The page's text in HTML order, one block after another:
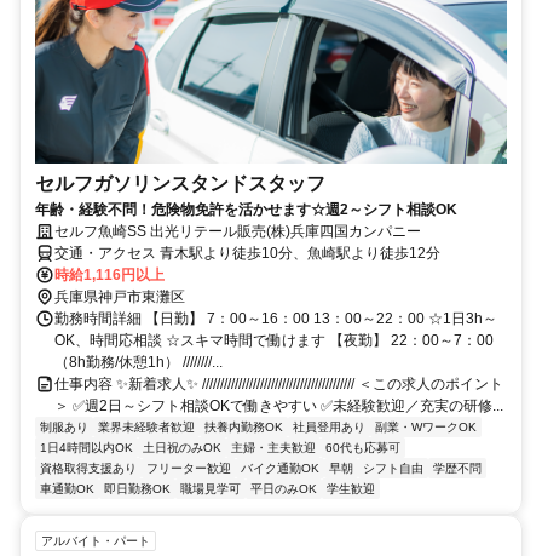
セルフガソリンスタンドスタッフ
年齢・経験不問！危険物免許を活かせます☆週2～シフト相談OK
セルフ魚崎SS 出光リテール販売(株)兵庫四国カンパニー
交通・アクセス 青木駅より徒歩10分、魚崎駅より徒歩12分
時給1,116円以上
兵庫県神戸市東灘区
勤務時間詳細 【日勤】 7：00～16：00 13：00～22：00 ☆1日3h～
OK、時間応相談 ☆スキマ時間で働けます 【夜勤】 22：00～7：00
（8h勤務/休憩1h） ////////...
仕事内容 ✨新着求人✨ ////////////////////////////////////////// ＜この求人のポイント
＞ ✅週2日～シフト相談OKで働きやすい ✅未経験歓迎／充実の研修...
制服あり 業界未経験者歓迎 扶養内勤務OK 社員登用あり
副業・WワークOK
1日4時間以内OK
土日祝のみOK 主婦・主夫歓迎
60代も応募可
資格取得支援あり
フリーター歓迎 バイク通勤OK 早朝 シフト自由
学歴不問
車通勤OK
即日勤務OK 職場見学可 平日のみOK 学生歓迎
アルバイト・パート